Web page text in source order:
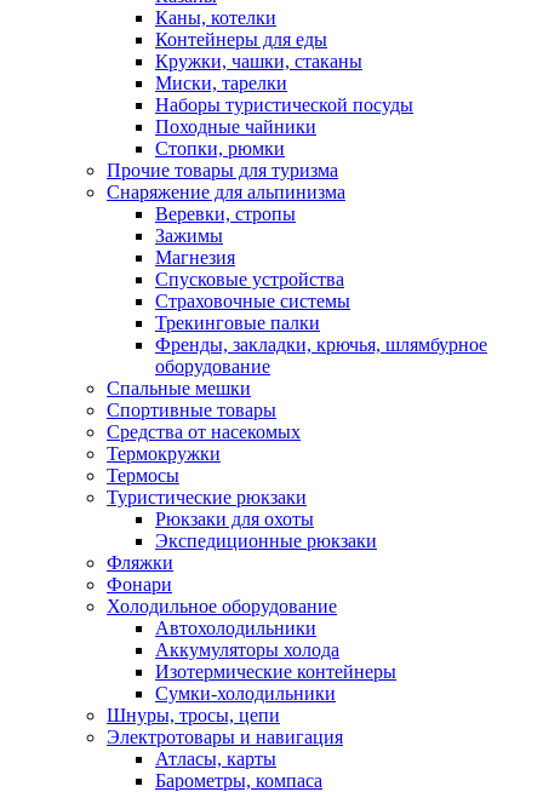
Каны, котелки
Контейнеры для еды
Кружки, чашки, стаканы
Миски, тарелки
Наборы туристической посуды
Походные чайники
Стопки, рюмки
Прочие товары для туризма
Снаряжение для альпинизма
Веревки, стропы
Зажимы
Магнезия
Спусковые устройства
Страховочные системы
Трекинговые палки
Френды, закладки, крючья, шлямбурное
оборудование
Спальные мешки
Спортивные товары
Средства от насекомых
Термокружки
Термосы
Туристические рюкзаки
Рюкзаки для охоты
Экспедиционные рюкзаки
Фляжки
Фонари
Холодильное оборудование
Автохолодильники
Аккумуляторы холода
Изотермические контейнеры
Сумки-холодильники
Шнуры, тросы, цепи
Электротовары и навигация
Атласы, карты
Барометры, компаса